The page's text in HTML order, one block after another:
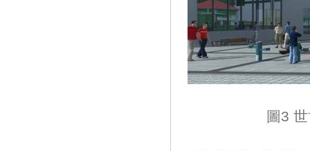
圖3 世博廣場